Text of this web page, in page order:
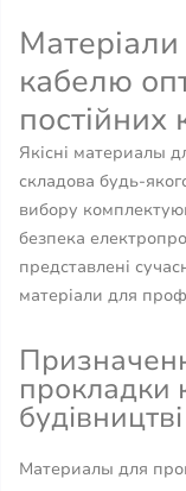
кабелю
постійних
Якісні материалы
складова будь-
вибору
безпека
представлені
матеріали для
прокладки
будівництві
Материалы для